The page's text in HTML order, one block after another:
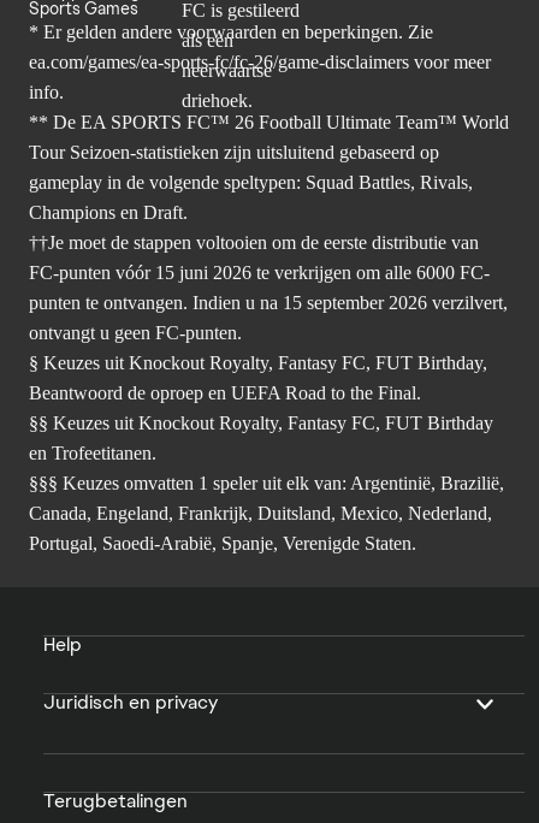
Sports Games
* Er gelden andere voorwaarden en beperkingen. Zie
ea.com/games/ea-sports-fc/fc-26/game-disclaimers voor meer
info.
** De EA SPORTS FC™ 26 Football Ultimate Team™ World
Tour Seizoen-statistieken zijn uitsluitend gebaseerd op
gameplay in de volgende speltypen: Squad Battles, Rivals,
Champions en Draft.
††Je moet de stappen voltooien om de eerste distributie van
FC-punten vóór 15 juni 2026 te verkrijgen om alle 6000 FC-
punten te ontvangen. Indien u na 15 september 2026 verzilvert,
ontvangt u geen FC-punten.
§ Keuzes uit Knockout Royalty, Fantasy FC, FUT Birthday,
Beantwoord de oproep en UEFA Road to the Final.
§§ Keuzes uit Knockout Royalty, Fantasy FC, FUT Birthday
en Trofeetitanen.
§§§ Keuzes omvatten 1 speler uit elk van: Argentinië, Brazilië,
Canada, Engeland, Frankrijk, Duitsland, Mexico, Nederland,
Portugal, Saoedi-Arabië, Spanje, Verenigde Staten.
Help
Juridisch en privacy
Terugbetalingen